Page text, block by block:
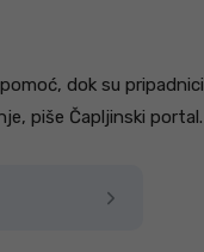
dok su pripadnici
piše Čapljinski portal.